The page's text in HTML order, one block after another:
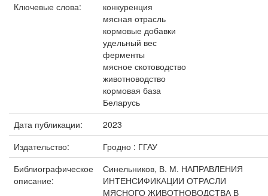
Ключевые слова:
конкуренция
мясная отрасль
кормовые добавки
удельный вес
ферменты
мясное скотоводство
животноводство
кормовая база
Беларусь
Дата публикации:
2023
Издательство:
Гродно : ГГАУ
Библиографическое
описание:
Синельников, В. М. НАПРАВЛЕНИЯ
ИНТЕНСИФИКАЦИИ ОТРАСЛИ
МЯСНОГО ЖИВОТНОВОДСТВА В